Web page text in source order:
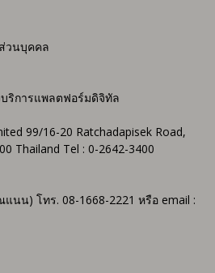
วนบุคคล
ริการแพลตฟอร์มดิจิทัล
99/16-20 Ratchadapisek Road,
Thailand Tel : 0-2642-3400
น) โทร. 08-1668-2221 หรือ email :